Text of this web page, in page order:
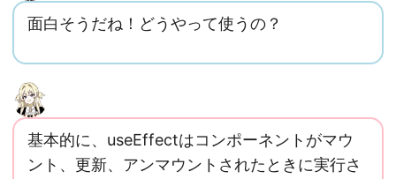
面白そうだね！どうやって使うの？
基本的に、useEffectはコンポーネントがマウ
ント、更新、アンマウントされたときに実行さ